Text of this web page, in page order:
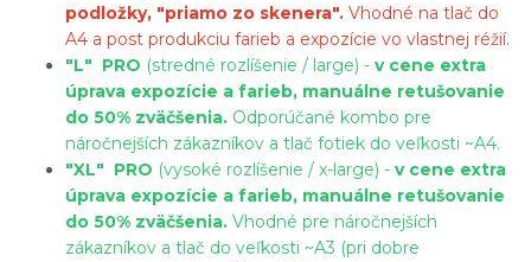
podložky, "priamo zo skenera". Vhodné na tlač do
A4 a post produkciu farieb a expozície vo vlastnej réžií.
"L" PRO (stredné rozlíšenie / large) - v cene extra
úprava expozície a farieb, manuálne retušovanie
do 50% zväčšenia. Odporúčané kombo pre
náročnejších zákazníkov a tlač fotiek do veľkosti ~A4.
"XL" PRO (vysoké rozlíšenie / x-large) - v cene extra
úprava expozície a farieb, manuálne retušovanie
do 50% zväčšenia. Vhodné pre náročnejších
zákazníkov a tlač do veľkosti ~A3 (pri dobre